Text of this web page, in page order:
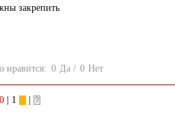
закрепить
нравится: 0 Да / 0 Нет
| 1
|